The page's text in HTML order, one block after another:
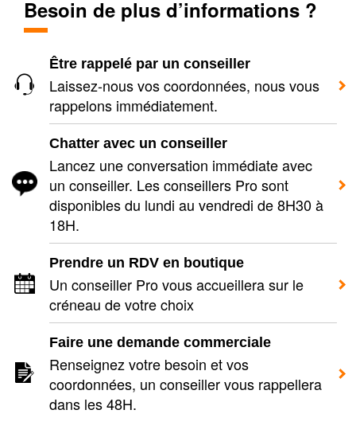
Besoin de plus d’informations ?
Être rappelé par un conseiller
Laissez-nous vos coordonnées, nous vous
rappelons immédiatement.
Chatter avec un conseiller
Lancez une conversation immédiate avec
un conseiller. Les conseillers Pro sont
disponibles du lundi au vendredi de 8H30 à
18H.
Prendre un RDV en boutique
Un conseiller Pro vous accueillera sur le
créneau de votre choix
Faire une demande commerciale
Renseignez votre besoin et vos
coordonnées, un conseiller vous rappellera
dans les 48H.